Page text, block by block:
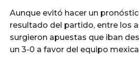
Aunque evitó hacer un
resultado del partido, entre los
surgieron apuestas que iban
un 3-0 a favor del equipo